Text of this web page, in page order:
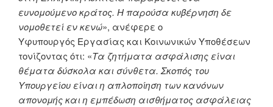
ευνομούμενο κράτος. Η παρούσα κυβέρνηση δε
νομοθετεί εν κενώ», ανέφερε ο
Υφυπουργός Εργασίας και Κοινωνικών Υποθέσεων
τονίζοντας ότι: «Τα ζητήματα ασφάλισης είναι
θέματα δύσκολα και σύνθετα. Σκοπός του
Υπουργείου είναι η απλοποίηση των κανόνων
απονομής και η εμπέδωση αισθήματος ασφάλειας